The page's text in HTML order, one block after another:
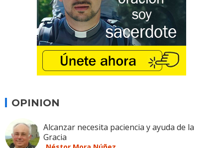
OPINION
Alcanzar necesita paciencia y ayuda de la
Gracia